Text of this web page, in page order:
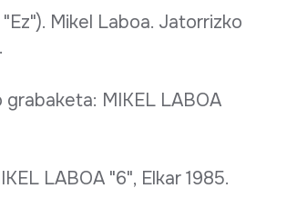
Mikel Laboa. Jatorrizko
MIKEL LABOA
LABOA "6", Elkar 1985.